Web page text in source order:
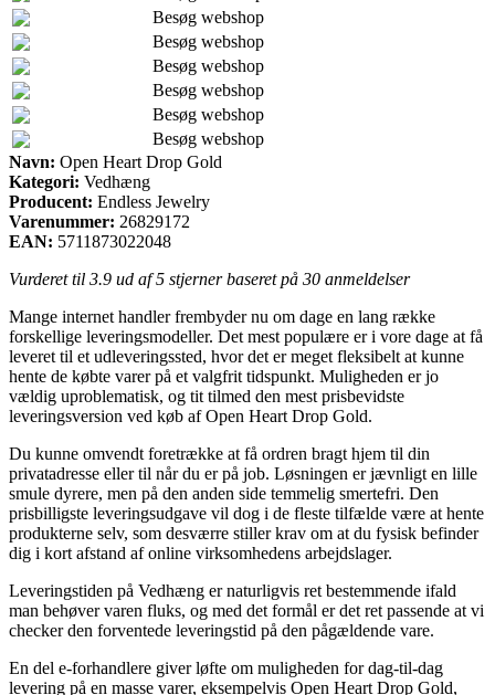
Besøg webshop
Besøg webshop
Besøg webshop
Besøg webshop
Besøg webshop
Besøg webshop
Navn: Open Heart Drop Gold
Kategori: Vedhæng
Producent: Endless Jewelry
Varenummer: 26829172
EAN: 5711873022048
Vurderet til 3.9 ud af 5 stjerner baseret på 30 anmeldelser
Mange internet handler frembyder nu om dage en lang række
forskellige leveringsmodeller. Det mest populære er i vore dage at få
leveret til et udleveringssted, hvor det er meget fleksibelt at kunne
hente de købte varer på et valgfrit tidspunkt. Muligheden er jo
vældig uproblematisk, og tit tilmed den mest prisbevidste
leveringsversion ved køb af Open Heart Drop Gold.
Du kunne omvendt foretrække at få ordren bragt hjem til din
privatadresse eller til når du er på job. Løsningen er jævnligt en lille
smule dyrere, men på den anden side temmelig smertefri. Den
prisbilligste leveringsudgave vil dog i de fleste tilfælde være at hente
produkterne selv, som desværre stiller krav om at du fysisk befinder
dig i kort afstand af online virksomhedens arbejdslager.
Leveringstiden på Vedhæng er naturligvis ret bestemmende ifald
man behøver varen fluks, og med det formål er det ret passende at vi
checker den forventede leveringstid på den pågældende vare.
En del e-forhandlere giver løfte om muligheden for dag-til-dag
levering på en masse varer, eksempelvis Open Heart Drop Gold,